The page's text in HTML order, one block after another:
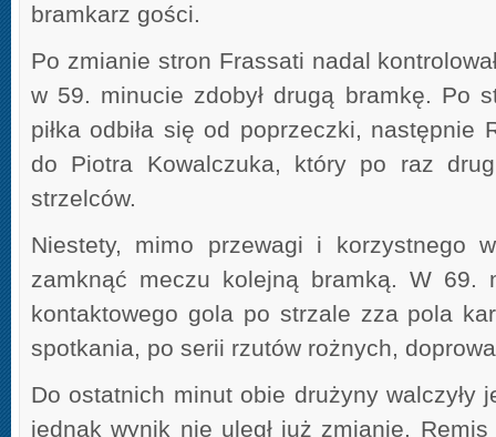
bramkarz gości.
Po zmianie stron Frassati nadal
w 59. minucie zdobył drugą bramkę. Po
piłka odbiła się od poprzeczki, następnie
do Piotra Kowalczuka, który po raz
strzelców.
Niestety, mimo przewagi i korzystnego
zamknąć meczu kolejną bramką. W 69.
kontaktowego gola po strzale zza pola
spotkania, po serii rzutów rożnych,
Do ostatnich minut obie drużyny walczyły
jednak wynik nie uległ już zmianie.